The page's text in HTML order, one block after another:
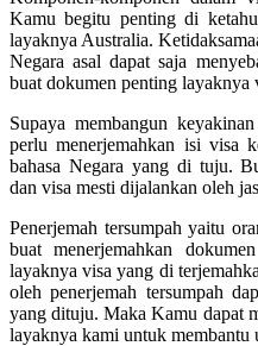
Kamu begitu penting di
layaknya Australia.
Negara asal dapat saja
buat dokumen penting layaknya
Supaya membangun
perlu menerjemahkan isi visa
bahasa Negara yang di tuju.
dan visa mesti dijalankan oleh
Penerjemah tersumpah yaitu
buat menerjemahkan
layaknya visa yang di
oleh penerjemah tersumpah
yang dituju. Maka Kamu dapat
layaknya kami untuk membantu